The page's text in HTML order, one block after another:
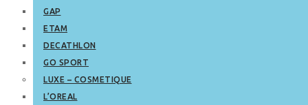
GAP
ETAM
DECATHLON
GO SPORT
LUXE – COSMETIQUE
L’OREAL